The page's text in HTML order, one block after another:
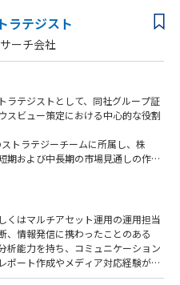
ラテジスト
ーチ会社
ラテジストとして、同社グループ証
スビュー策定における中心的な役割
トラテジーチームに所属し、株
期および中長期の市場見通しの作成
ーチ部門のストラテジストをはじ
関等とコミュニケーションをとっ
するメディア対応や野村證券のお
ポート執筆やプレゼンテーションな
くはマルチアセット運用の運用担当
、情報発信に携わったことのある
析能力を持ち、コミュニケーション
ポート作成やメディア対応経験があ